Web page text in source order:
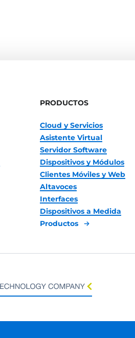
PRODUCTOS
Cloud y Servicios
Asistente Virtual
Servidor Software
Dispositivos y Módulos
Clientes Móviles y Web
Altavoces
Interfaces
Dispositivos a Medida
Productos